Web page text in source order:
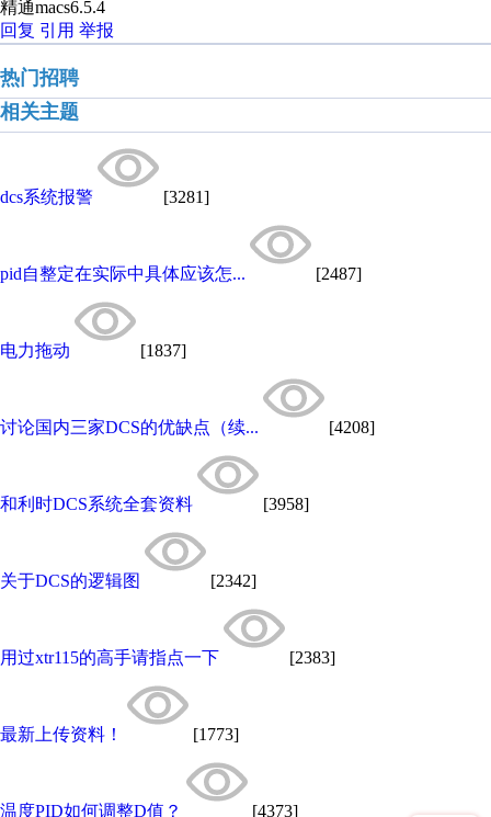
精通macs6.5.4
回复 引用 举报
热门招聘
相关主题
dcs系统报警 [3281]
pid自整定在实际中具体应该怎... [2487]
电力拖动 [1837]
讨论国内三家DCS的优缺点（续... [4208]
和利时DCS系统全套资料 [3958]
关于DCS的逻辑图 [2342]
用过xtr115的高手请指点一下 [2383]
最新上传资料！ [1773]
温度PID如何调整D值？ [4373]